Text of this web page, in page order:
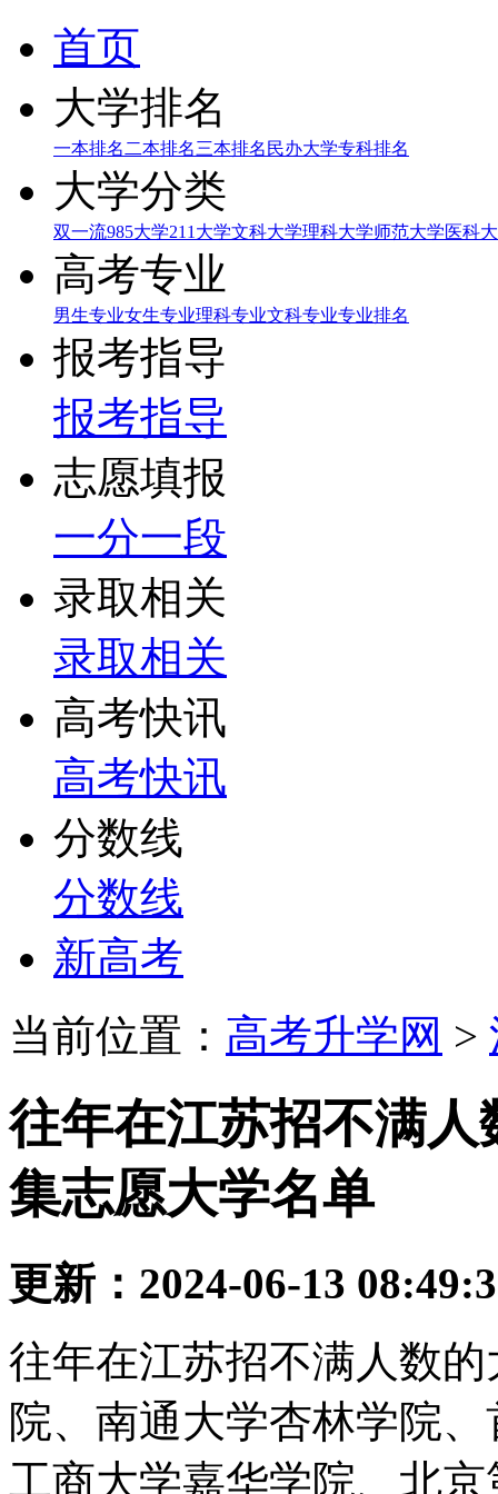
首页
大学排名
一本排名 二本排名三本排名 民办大学专科排名
大学分类
双一流985大学211大学文科大学理科大学师范大学医科
高考专业
男生专业女生专业理科专业文科专业专业排名
报考指导
报考指导
志愿填报
一分一段
录取相关
录取相关
高考快讯
高考快讯
分数线
分数线
新高考
当前位置： 高考升学网 >
往年在江苏招不满人
集志愿大学名单
更新：2024-06-13
往年在江苏招不满人数
院、南通大学杏林学院
工商大学嘉华学院、北